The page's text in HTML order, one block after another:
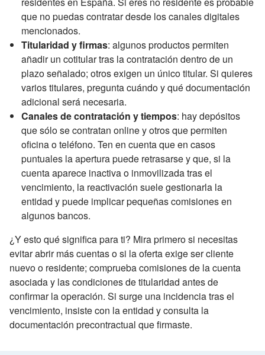
que no puedas contratar desde los canales digitales
mencionados.
Titularidad y firmas: algunos productos permiten
añadir un cotitular tras la contratación dentro de un
plazo señalado; otros exigen un único titular. Si quieres
varios titulares, pregunta cuándo y qué documentación
adicional será necesaria.
Canales de contratación y tiempos: hay depósitos
que sólo se contratan online y otros que permiten
oficina o teléfono. Ten en cuenta que en casos
puntuales la apertura puede retrasarse y que, si la
cuenta aparece inactiva o inmovilizada tras el
vencimiento, la reactivación suele gestionarla la
entidad y puede implicar pequeñas comisiones en
algunos bancos.
¿Y esto qué significa para ti? Mira primero si necesitas
evitar abrir más cuentas o si la oferta exige ser cliente
nuevo o residente; comprueba comisiones de la cuenta
asociada y las condiciones de titularidad antes de
confirmar la operación. Si surge una incidencia tras el
vencimiento, insiste con la entidad y consulta la
documentación precontractual que firmaste.